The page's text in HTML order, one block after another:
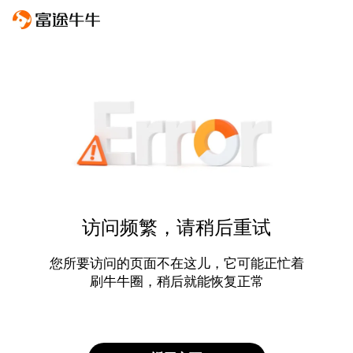
访问频繁，请稍后重试
您所要访问的页面不在这儿，它可能正忙着
刷牛牛圈，稍后就能恢复正常